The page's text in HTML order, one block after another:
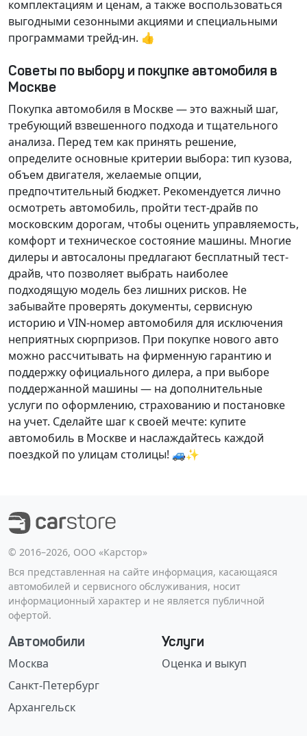
комплектациям и ценам, а также воспользоваться
выгодными сезонными акциями и специальными
программами трейд-ин. 👍
Советы по выбору и покупке автомобиля в
Москве
Покупка автомобиля в Москве — это важный шаг,
требующий взвешенного подхода и тщательного
анализа. Перед тем как принять решение,
определите основные критерии выбора: тип кузова,
объем двигателя, желаемые опции,
предпочтительный бюджет. Рекомендуется лично
осмотреть автомобиль, пройти тест-драйв по
московским дорогам, чтобы оценить управляемость,
комфорт и техническое состояние машины. Многие
дилеры и автосалоны предлагают бесплатный тест-
драйв, что позволяет выбрать наиболее
подходящую модель без лишних рисков. Не
забывайте проверять документы, сервисную
историю и VIN-номер автомобиля для исключения
неприятных сюрпризов. При покупке нового авто
можно рассчитывать на фирменную гарантию и
поддержку официального дилера, а при выборе
поддержанной машины — на дополнительные
услуги по оформлению, страхованию и постановке
на учет. Сделайте шаг к своей мечте: купите
автомобиль в Москве и наслаждайтесь каждой
поездкой по улицам столицы! 🚙✨
©️ 2016–2026, ООО «Карстор»
Вся представленная на сайте информация, касающаяся
автомобилей и сервисного обслуживания, носит
информационный характер и не является публичной
офертой.
Автомобили
Москва
Санкт-Петербург
Архангельск
Услуги
Оценка и выкуп